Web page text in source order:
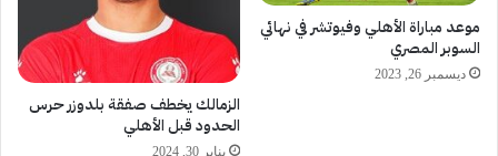
موعد مباراة الأهلي وفيوتشر في نهائي
السوبر المصري
ديسمبر 26, 2023
الزمالك يخطف صفقة بلدوزر حرس
الحدود قبل الأهلي
يناير 30, 2024